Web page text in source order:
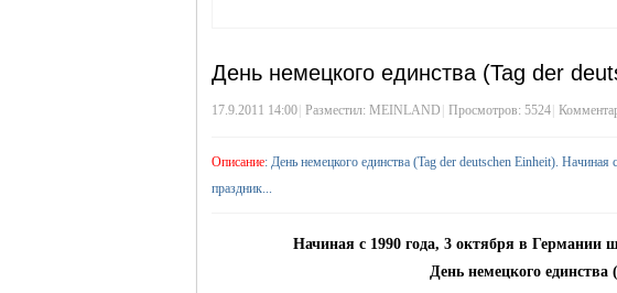
День немецкого единства (Tag der
17.9.2011 14:00 Разместил: MEINLAND Просмотров: 5524
Описание: День немецкого единства (Tag der deutschen Einheit).
праздник...
Начиная с 1990 года, 3 октября в Германии
День немецкого